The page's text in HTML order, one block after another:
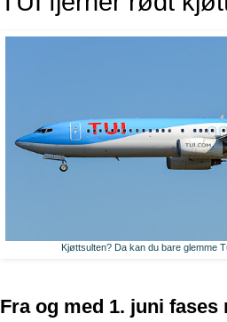
Kjøttsulten? Da kan du bare glemme
Fra og med 1. juni